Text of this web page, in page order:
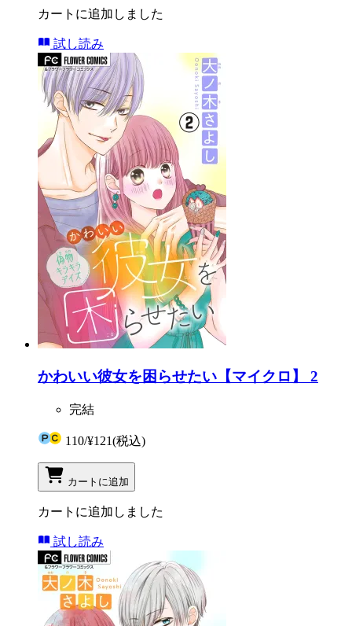
カートに追加しました
試し読み
かわいい彼女を困らせたい【マイクロ】 2
完結
110/¥121(税込)
カートに追加
カートに追加しました
試し読み